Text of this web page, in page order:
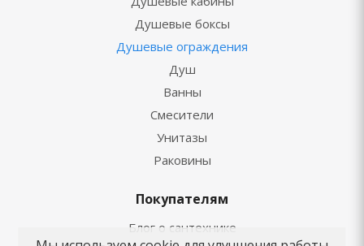
Душевые боксы
Душевые ограждения
Душ
Ванны
Смесители
Унитазы
Раковины
Покупателям
Блог о сантехнике